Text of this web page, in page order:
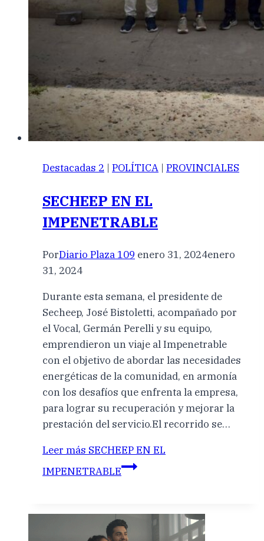
Destacadas 2 | POLÍTICA | PROVINCIALES
SECHEEP EN EL
IMPENETRABLE
PorDiario Plaza 109 enero 31, 2024enero
31, 2024
Durante esta semana, el presidente de
Secheep, José Bistoletti, acompañado por
el Vocal, Germán Perelli y su equipo,
emprendieron un viaje al Impenetrable
con el objetivo de abordar las necesidades
energéticas de la comunidad, en armonía
con los desafíos que enfrenta la empresa,
para lograr su recuperación y mejorar la
prestación del servicio.El recorrido se…
Leer más SECHEEP EN EL
IMPENETRABLE